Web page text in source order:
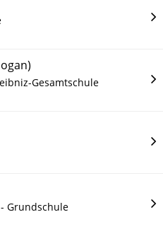
Gesamtschule
Grundschule